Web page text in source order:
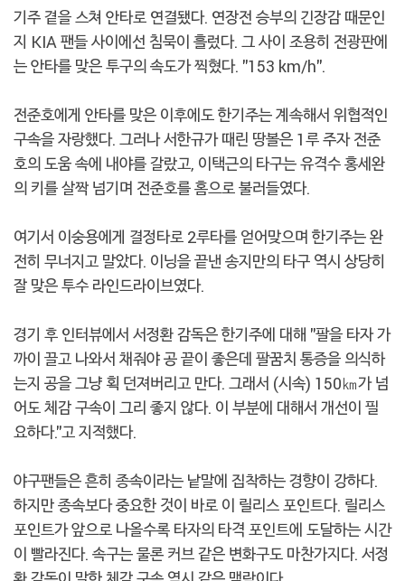
기주 곁을 스쳐 안타로 연결됐다. 연장전 승부의 긴장감 때문인
지 KIA 팬들 사이에선 침묵이 흘렀다. 그 사이 조용히 전광판에
는 안타를 맞은 투구의 속도가 찍혔다. "153 km/h".
전준호에게 안타를 맞은 이후에도 한기주는 계속해서 위협적인
구속을 자랑했다. 그러나 서한규가 때린 땅볼은 1루 주자 전준
호의 도움 속에 내야를 갈랐고, 이택근의 타구는 유격수 홍세완
의 키를 살짝 넘기며 전준호를 홈으로 불러들였다.
여기서 이숭용에게 결정타로 2루타를 얻어맞으며 한기주는 완
전히 무너지고 말았다. 이닝을 끝낸 송지만의 타구 역시 상당히
잘 맞은 투수 라인드라이브였다.
경기 후 인터뷰에서 서정환 감독은 한기주에 대해 "팔을 타자 가
까이 끌고 나와서 채줘야 공 끝이 좋은데 팔꿈치 통증을 의식하
는지 공을 그냥 획 던져버리고 만다. 그래서 (시속) 150㎞가 넘
어도 체감 구속이 그리 좋지 않다. 이 부분에 대해서 개선이 필
요하다."고 지적했다.
야구팬들은 흔히 종속이라는 낱말에 집착하는 경향이 강하다.
하지만 종속보다 중요한 것이 바로 이 릴리스 포인트다. 릴리스
포인트가 앞으로 나올수록 타자의 타격 포인트에 도달하는 시간
이 빨라진다. 속구는 물론 커브 같은 변화구도 마찬가지다. 서정